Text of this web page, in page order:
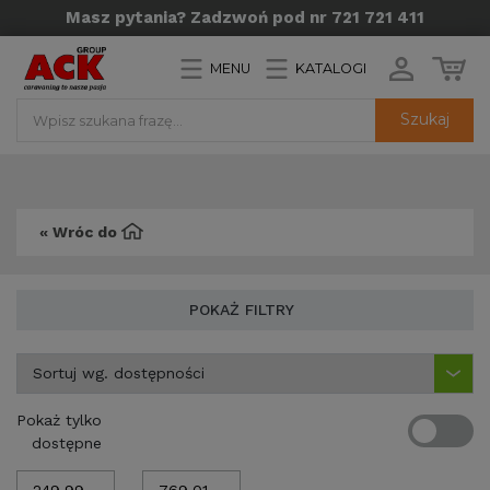
Masz pytania? Zadzwoń pod nr 721 721 411
Szukaj
MENU KATALOGI
« Wróc do
POKAŻ FILTRY
Pokaż tylko
dostępne